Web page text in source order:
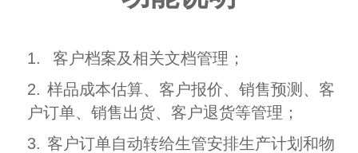
1.
客户档案及相关文档管理；
2. 样品成本估算、客户报价、销售预测、客
户订单、销售出货、客户退货等管理；
3. 客户订单自动转给生管安排生产计划和物